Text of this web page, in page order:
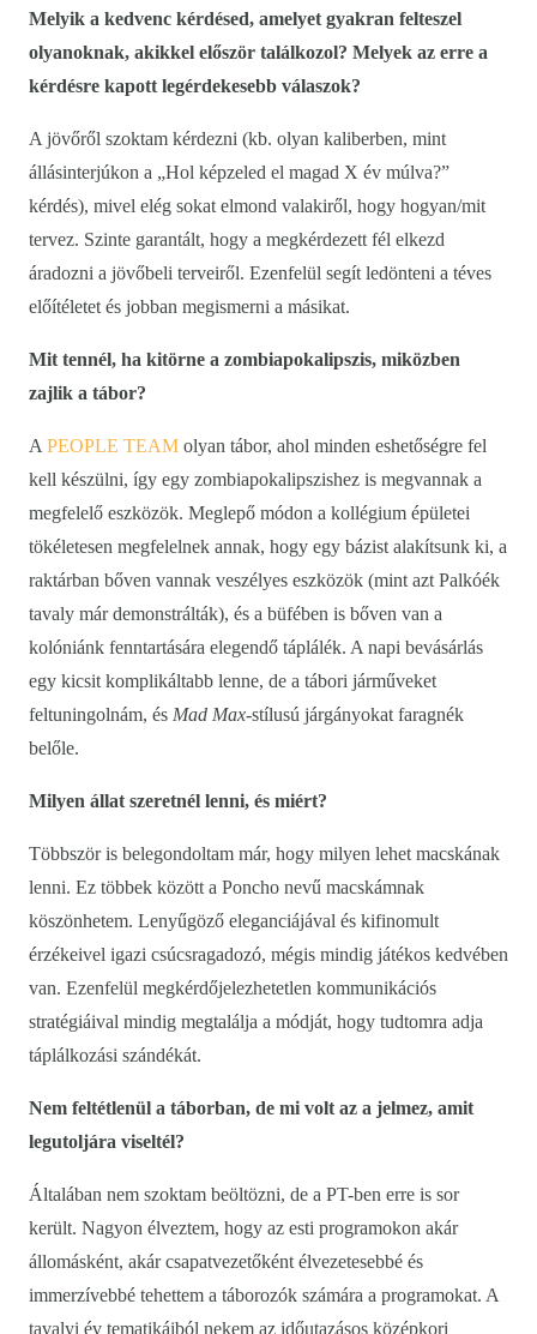
Melyik a kedvenc kérdésed, amelyet gyakran felteszel
olyanoknak, akikkel először találkozol? Melyek az erre a
kérdésre kapott legérdekesebb válaszok?
A jövőről szoktam kérdezni (kb. olyan kaliberben, mint
állásinterjúkon a „Hol képzeled el magad X év múlva?”
kérdés), mivel elég sokat elmond valakiről, hogy hogyan/mit
tervez. Szinte garantált, hogy a megkérdezett fél elkezd
áradozni a jövőbeli terveiről. Ezenfelül segít ledönteni a téves
előítéletet és jobban megismerni a másikat.
Mit tennél, ha kitörne a zombiapokalipszis, miközben
zajlik a tábor?
A PEOPLE TEAM olyan tábor, ahol minden eshetőségre fel
kell készülni, így egy zombiapokalipszishez is megvannak a
megfelelő eszközök. Meglepő módon a kollégium épületei
tökéletesen megfelelnek annak, hogy egy bázist alakítsunk ki, a
raktárban bőven vannak veszélyes eszközök (mint azt Palkóék
tavaly már demonstrálták), és a büfében is bőven van a
kolóniánk fenntartására elegendő táplálék. A napi bevásárlás
egy kicsit komplikáltabb lenne, de a tábori járműveket
feltuningolnám, és Mad Max-stílusú járgányokat faragnék
belőle.
Milyen állat szeretnél lenni, és miért?
Többször is belegondoltam már, hogy milyen lehet macskának
lenni. Ez többek között a Poncho nevű macskámnak
köszönhetem. Lenyűgöző eleganciájával és kifinomult
érzékeivel igazi csúcsragadozó, mégis mindig játékos kedvében
van. Ezenfelül megkérdőjelezhetetlen kommunikációs
stratégiáival mindig megtalálja a módját, hogy tudtomra adja
táplálkozási szándékát.
Nem feltétlenül a táborban, de mi volt az a jelmez, amit
legutoljára viseltél?
Általában nem szoktam beöltözni, de a PT-ben erre is sor
került. Nagyon élveztem, hogy az esti programokon akár
állomásként, akár csapatvezetőként élvezetesebbé és
immerzívebbé tehettem a táborozók számára a programokat. A
tavalyi év tematikáiból nekem az időutazásos középkori